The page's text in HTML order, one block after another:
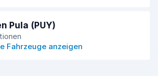
Pula (PUY)
Fahrzeuge anzeigen